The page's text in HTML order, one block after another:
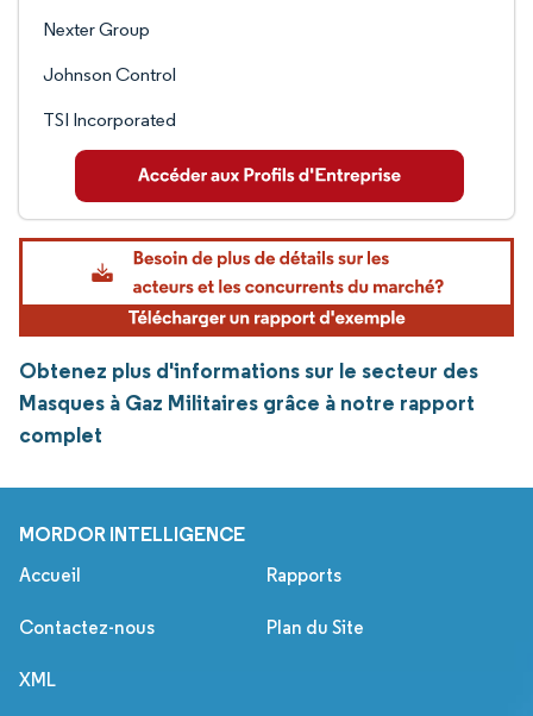
Nexter Group
Johnson Control
TSI Incorporated
Obtenez plus d'informations sur le secteur des
Masques à Gaz Militaires grâce à notre rapport
complet
MORDOR INTELLIGENCE
Accueil Rapports
Contactez-nous Plan du Site
XML